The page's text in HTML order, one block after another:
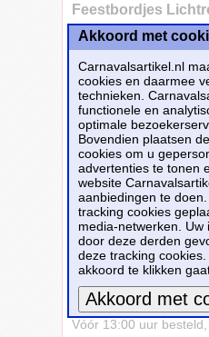
Feestbordjes
Feestbordjes Lichtroze
Vóór 13:00 uur
Akkoord met
Carnavalsartikel.nl
cookies en daarmee
technieken.
functionele en
optimale
Bovendien plaatsen
cookies om u
advertenties te tonen
website
aanbiedingen te
tracking cookies
media-netwerken. Uw
door deze derden
deze tracking
akkoord te klikken
Meer informatie